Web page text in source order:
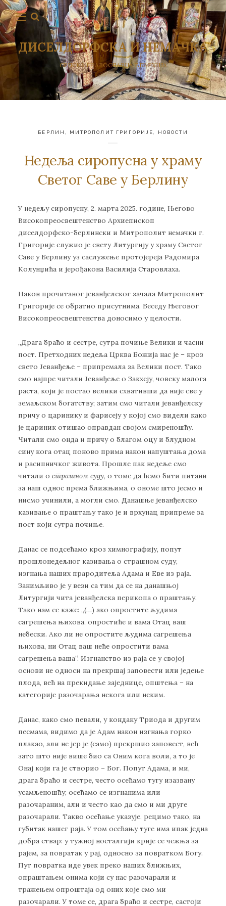
ДИСЕЛДОРФСКА И НЕМАЧКА
СРПСКА ПРАВОСЛАВНА ЕПАРХИЈА
БЕРЛИН МИТРОПОЛИТ ГРИГОРИЈЕ НОВОСТИ
Недеља сиропусна у храму
Светог Саве у Берлину
У недељу сиропусну, 2. марта 2025. године, Његово
Високопреосвештенство Архиепископ
диселдорфско-берлински и Митрополит немачки г.
Григорије служио је свету Литургију у храму Светог
Саве у Берлину уз саслужење протојереја Радомира
Колунџића и јерођакона Василија Старовлаха.
Након прочитаног јеванђелског зачала Митрополит
Григорије се обратио присутнима. Беседу Његовог
Високопреосвештенства доносимо у целости.
„Драга браћо и сестре, сутра почиње Велики и часни
пост. Претходних недеља Црква Божија нас је – кроз
свето Јеванђеље – припремала за Велики пост. Тако
смо најпре читали Јеванђеље о Закхеју, човеку малога
раста, који је постао велики схвативши да није све у
земаљском богатству; затим смо читали јеванђелску
причу о царинику и фарисеју у којој смо видели како
је цариник отишао оправдан својом смиреношћу.
Читали смо онда и причу о благом оцу и блудном
сину кога отац поново прима након напуштања дома
и расипничког живота. Прошле пак недеље смо
читали о страшном суду, о томе да ћемо бити питани
за наш однос према ближњима, о ономе што јесмо и
нисмо учинили, а могли смо. Данашње јеванђелско
казивање о праштању тако је и врхунац припреме за
пост који сутра почиње.
Данас се подсећамо кроз химнографију, попут
прошлонедељног казивања о страшном суду,
изгнања наших прародитеља Адама и Евe из раја.
Занимљиво је у вези са тим да се на данашњој
Литургији чита јеванђелска перикопа о праштању.
Тако нам се каже: ,,(…) ако опростите људима
сагрешења њихова, опростиће и вама Отац ваш
небески. Ако ли не опростите људима сагрешења
њихова, ни Отац ваш неће опростити вама
сагрешења ваша“. Изгнанство из раја се у својој
основи не односи на прекршај заповести или једење
плода, већ на прекидање заједнице, општења – на
категорије разочарања некога или неким.
Данас, како смо певали, у кондаку Триода и другим
песмама, видимо да је Адам након изгнања горко
плакао, али не јер је (само) прекршио заповест, већ
зато што није више био са Оним кога воли, а то је
Онај који га је створио – Бог. Попут Адама, и ми,
драга браћо и сестре, често осећамо тугу изазвану
усамљеношћу; осећамо се изгнанима или
разочараним, али и често као да смо и ми друге
разочарали. Такво осећање указује, рецимо тако, на
губитак нашег раја. У том осећању туге има ипак једна
добра ствар: у тужној носталгији крије се чежња за
рајем, за повратак у рај, односно за повратком Богу.
Пут повратка иде увек преко наших ближњих,
опраштањем онима који су нас разочарали и
тражењем опроштаја од оних које смо ми
разочарали. У томе се, драга браћо и сестре, састоји